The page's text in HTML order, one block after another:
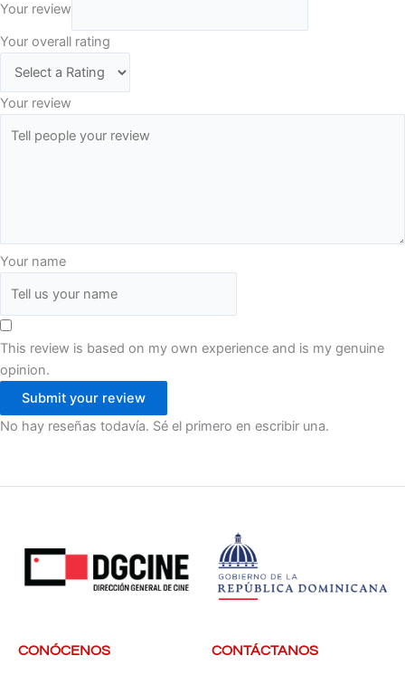
Your review
Your overall rating
Your review
Your name
This review is based on my own experience and is my genuine
opinion.
Submit your review
No hay reseñas todavía. Sé el primero en escribir una.
CONÓCENOS CONTÁCTANOS